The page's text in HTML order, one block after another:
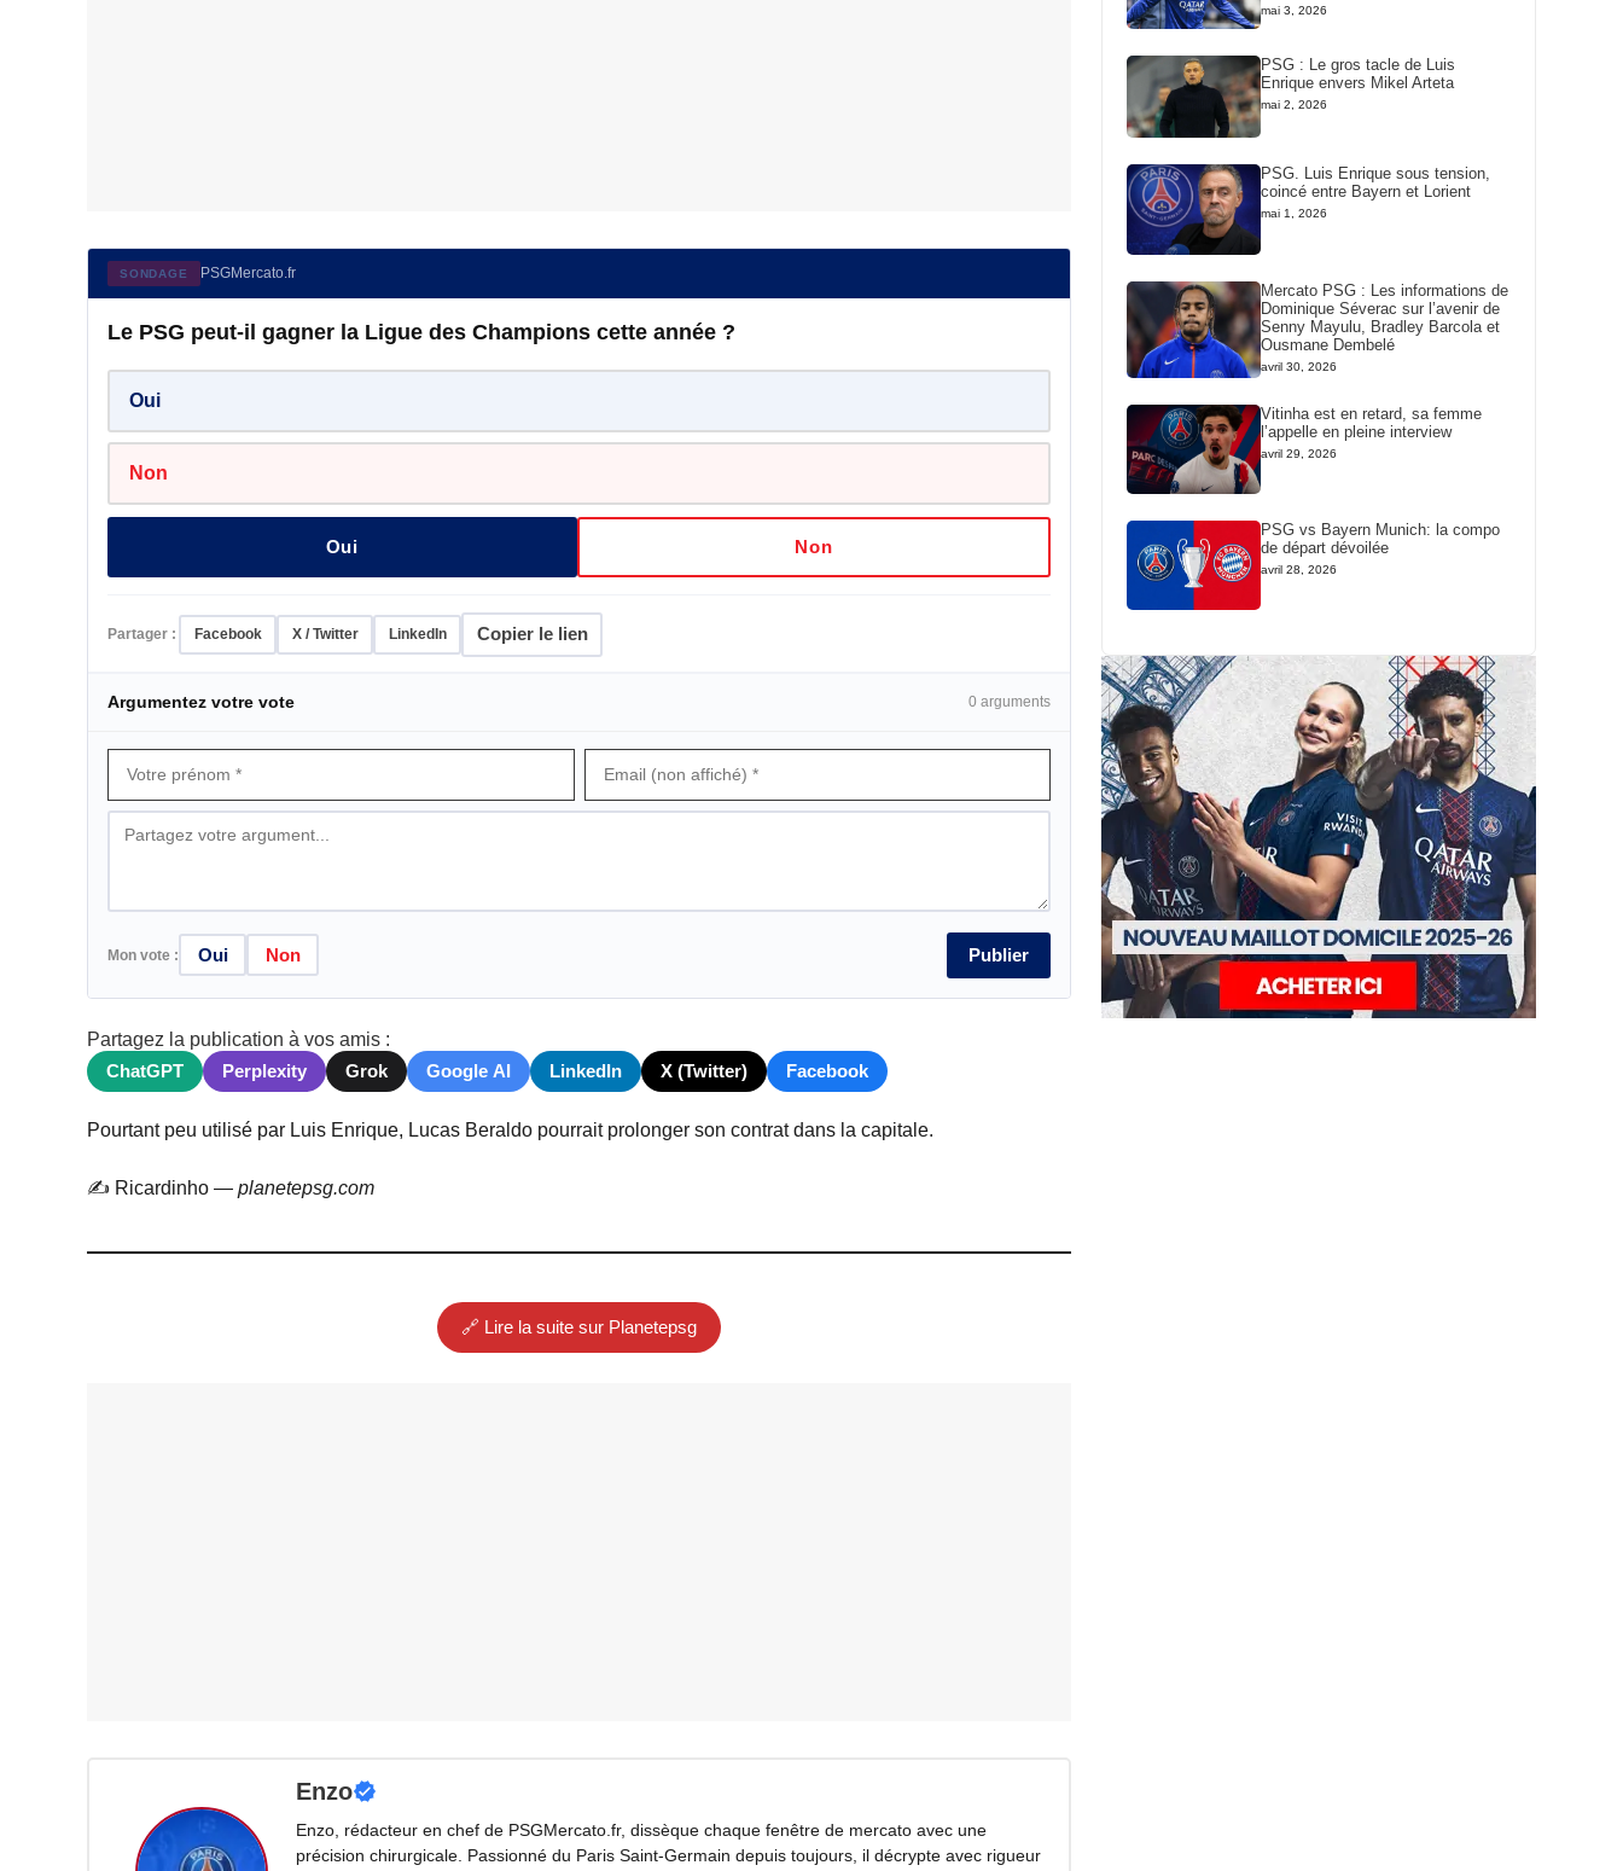
SONDAGE PSGMercato.fr
Le PSG peut-il gagner la Ligue des Champions cette année ?
Oui
Non
Oui Non
Partager : Facebook X / Twitter LinkedIn Copier le lien
Argumentez votre vote 0 arguments
Mon vote : Oui Non Publier
Partagez la publication à vos amis :
ChatGPT
Perplexity Grok Google AI LinkedIn X (Twitter) Facebook
Pourtant peu utilisé par Luis Enrique, Lucas Beraldo pourrait prolonger son contrat dans la capitale.
✍️ Ricardinho — planetepsg.com
🔗 Lire la suite sur Planetepsg
Enzo
Enzo, rédacteur en chef de PSGMercato.fr, dissèque chaque fenêtre de mercato avec une
précision chirurgicale. Passionné du Paris Saint-Germain depuis toujours, il décrypte avec rigueur
mai 3, 2026
PSG : Le gros tacle de Luis
Enrique envers Mikel Arteta
mai 2, 2026
PSG. Luis Enrique sous tension,
coincé entre Bayern et Lorient
mai 1, 2026
Mercato PSG : Les informations de
Dominique Séverac sur l’avenir de
Senny Mayulu, Bradley Barcola et
Ousmane Dembelé
avril 30, 2026
Vitinha est en retard, sa femme
l’appelle en pleine interview
avril 29, 2026
PSG vs Bayern Munich: la compo
de départ dévoilée
avril 28, 2026